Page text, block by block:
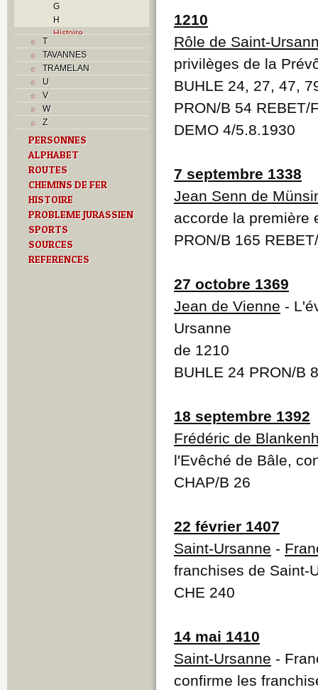
G
H
Histoire
J
L
R
S
T
Textes
U
T
TAVANNES
TRAMELAN
U
V
W
Z
PERSONNES
ALPHABET
ROUTES
CHEMINS DE FER
HISTOIRE
PROBLEME JURASSIEN
SPORTS
SOURCES
REFERENCES
1210
Rôle de Saint-
privilèges de la
BUHLE 24, 27, 47,
PRON/B 54 REBET/
DEMO 4/5.8.1930
7 septembre 1338
Jean Senn de
accorde la première
PRON/B 165
27 octobre 1369
Jean de Vienne -
Ursanne
de 1210
BUHLE 24 PRON/B
18 septembre 1392
Frédéric de
l'Evêché de Bâle,
CHAP/B 26
22 février 1407
Saint-Ursanne -
franchises de Saint-
CHE 240
14 mai 1410
Saint-Ursanne -
confirme les